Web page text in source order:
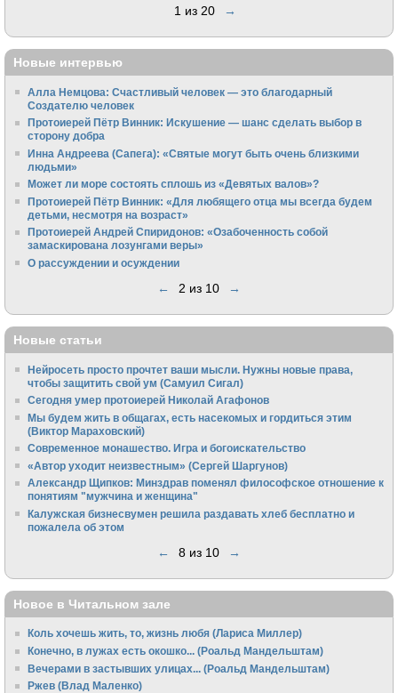
1 из 20 →
Новые интервью
Алла Немцова: Счастливый человек — это благодарный
Создателю человек
Протоиерей Пётр Винник: Искушение — шанс сделать выбор в
сторону добра
Инна Андреева (Сапега): «Святые могут быть очень близкими
людьми»
Может ли море состоять сплошь из «Девятых валов»?
Протоиерей Пётр Винник: «Для любящего отца мы всегда будем
детьми, несмотря на возраст»
Протоиерей Андрей Спиридонов: «Озабоченность собой
замаскирована лозунгами веры»
О рассуждении и осуждении
← 2 из 10 →
Новые статьи
Нейросеть просто прочтет ваши мысли. Нужны новые права,
чтобы защитить свой ум (Самуил Сигал)
Сегодня умер протоиерей Николай Агафонов
Мы будем жить в общагах, есть насекомых и гордиться этим
(Виктор Мараховский)
Cовременное монашество. Игра и богоискательство
«Автор уходит неизвестным» (Сергей Шаргунов)
Александр Щипков: Минздрав поменял философское отношение к
понятиям "мужчина и женщина"
Калужская бизнесвумен решила раздавать хлеб бесплатно и
пожалела об этом
← 8 из 10 →
Новое в Читальном зале
Коль хочешь жить, то, жизнь любя (Лариса Миллер)
Конечно, в лужах есть окошко... (Роальд Мандельштам)
Вечерами в застывших улицах... (Роальд Мандельштам)
Ржев (Влад Маленко)